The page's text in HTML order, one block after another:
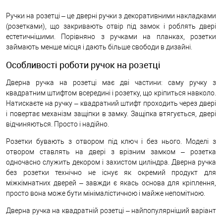
Ручки на розетці – це дверні ручки з декоративними накладками
(розетками), що закривають отвір під замок і роблять двері
естетичнішими. Порівняно з ручками на планках, розетки
займають менше місця і дають більше свободи в дизайні.
Особливості роботи ручок на розетці
Дверна ручка на розетці має дві частини: саму ручку з
квадратним штифтом всередині і розетку, що кріпиться навколо.
Натискаєте на ручку – квадратний штифт проходить через двері
і повертає механізм защіпки в замку. Защіпка втягується, двері
відчиняються. Просто і надійно.
Розетки бувають з отвором під ключ і без нього. Моделі з
отвором ставлять на двері з врізним замком – розетка
одночасно служить декором і захистом циліндра. Дверна ручка
без розетки технічно не існує як окремий продукт для
міжкімнатних дверей – завжди є якась основа для кріплення,
просто вона може бути мінімалістичною і майже непомітною.
Дверна ручка на квадратній розетці – найпопулярніший варіант